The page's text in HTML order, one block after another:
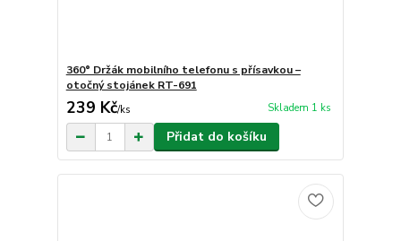
360° Držák mobilního telefonu s přísavkou –
otočný stojánek RT-691
239 Kč/ks Skladem 1 ks
Přidat do košíku